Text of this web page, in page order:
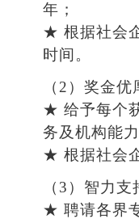
年；
★ 根据社会
时间。
（2）奖金优
★ 给予每个
务及机构能
★ 根据社会
（3）智力
★ 聘请各界